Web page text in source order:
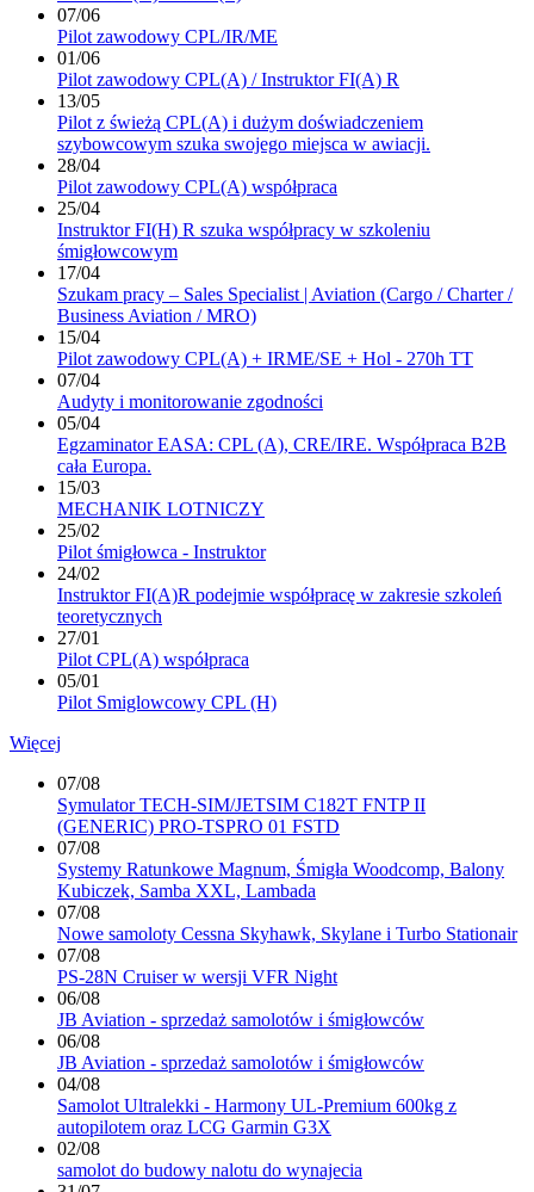
07/06
Pilot zawodowy CPL/IR/ME
01/06
Pilot zawodowy CPL(A) / Instruktor FI(A) R
13/05
Pilot z świeżą CPL(A) i dużym doświadczeniem
szybowcowym szuka swojego miejsca w awiacji.
28/04
Pilot zawodowy CPL(A) współpraca
25/04
Instruktor FI(H) R szuka współpracy w szkoleniu
śmigłowcowym
17/04
Szukam pracy – Sales Specialist | Aviation (Cargo / Charter /
Business Aviation / MRO)
15/04
Pilot zawodowy CPL(A) + IRME/SE + Hol - 270h TT
07/04
Audyty i monitorowanie zgodności
05/04
Egzaminator EASA: CPL (A), CRE/IRE. Współpraca B2B
cała Europa.
15/03
MECHANIK LOTNICZY
25/02
Pilot śmigłowca - Instruktor
24/02
Instruktor FI(A)R podejmie współpracę w zakresie szkoleń
teoretycznych
27/01
Pilot CPL(A) współpraca
05/01
Pilot Smiglowcowy CPL (H)
Więcej
07/08
Symulator TECH-SIM/JETSIM C182T FNTP II
(GENERIC) PRO-TSPRO 01 FSTD
07/08
Systemy Ratunkowe Magnum, Śmigła Woodcomp, Balony
Kubiczek, Samba XXL, Lambada
07/08
Nowe samoloty Cessna Skyhawk, Skylane i Turbo Stationair
07/08
PS-28N Cruiser w wersji VFR Night
06/08
JB Aviation - sprzedaż samolotów i śmigłowców
06/08
JB Aviation - sprzedaż samolotów i śmigłowców
04/08
Samolot Ultralekki - Harmony UL-Premium 600kg z
autopilotem oraz LCG Garmin G3X
02/08
samolot do budowy nalotu do wynajecia